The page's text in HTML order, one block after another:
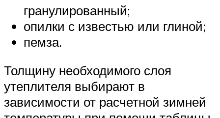
гранулированный;
опилки с известью или глиной;
пемза.
Толщину необходимого слоя
утеплителя выбирают в
зависимости от расчетной зимней